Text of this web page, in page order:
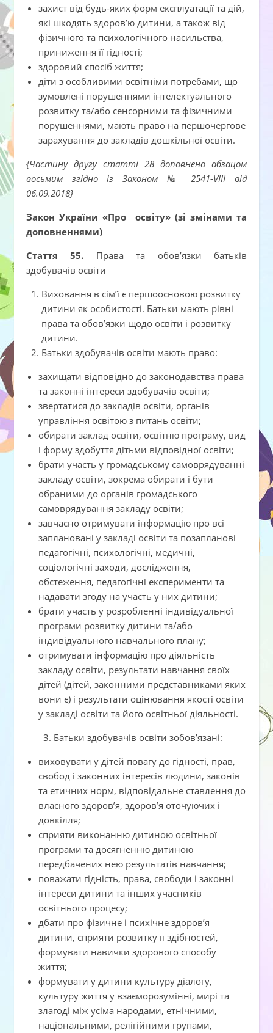
захист від будь-яких форм експлуатації та дій,
які шкодять здоров’ю дитини, а також від
фізичного та психологічного насильства,
приниження її гідності;
здоровий спосіб життя;
діти з особливими освітніми потребами, що
зумовлені порушеннями інтелектуального
розвитку та/або сенсорними та фізичними
порушеннями, мають право на першочергове
зарахування до закладів дошкільної освіти.
{Частину другу статті 28 доповнено абзацом
восьмим згідно із Законом № 2541-VIII від
06.09.2018}
Закон України «Про освіту» (зі змінами та
доповненнями)
Стаття 55. Права та обов’язки батьків
здобувачів освіти
Виховання в сім’ї є першоосновою розвитку
дитини як особистості. Батьки мають рівні
права та обов’язки щодо освіти і розвитку
дитини.
Батьки здобувачів освіти мають право:
захищати відповідно до законодавства права
та законні інтереси здобувачів освіти;
звертатися до закладів освіти, органів
управління освітою з питань освіти;
обирати заклад освіти, освітню програму, вид
і форму здобуття дітьми відповідної освіти;
брати участь у громадському самоврядуванні
закладу освіти, зокрема обирати і бути
обраними до органів громадського
самоврядування закладу освіти;
завчасно отримувати інформацію про всі
заплановані у закладі освіти та позапланові
педагогічні, психологічні, медичні,
соціологічні заходи, дослідження,
обстеження, педагогічні експерименти та
надавати згоду на участь у них дитини;
брати участь у розробленні індивідуальної
програми розвитку дитини та/або
індивідуального навчального плану;
отримувати інформацію про діяльність
закладу освіти, результати навчання своїх
дітей (дітей, законними представниками яких
вони є) і результати оцінювання якості освіти
у закладі освіти та його освітньої діяльності.
3. Батьки здобувачів освіти зобов’язані:
виховувати у дітей повагу до гідності, прав,
свобод і законних інтересів людини, законів
та етичних норм, відповідальне ставлення до
власного здоров’я, здоров’я оточуючих і
довкілля;
сприяти виконанню дитиною освітньої
програми та досягненню дитиною
передбачених нею результатів навчання;
поважати гідність, права, свободи і законні
інтереси дитини та інших учасників
освітнього процесу;
дбати про фізичне і психічне здоров’я
дитини, сприяти розвитку її здібностей,
формувати навички здорового способу
життя;
формувати у дитини культуру діалогу,
культуру життя у взаєморозумінні, мирі та
злагоді між усіма народами, етнічними,
національними, релігійними групами,